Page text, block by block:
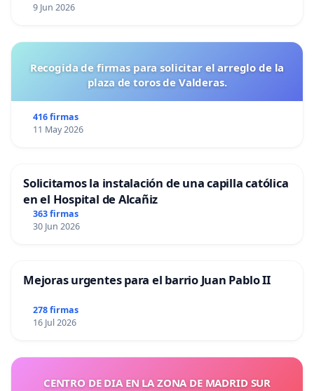
9 Jun 2026
Recogida de firmas para solicitar el arreglo de la
plaza de toros de Valderas.
416 firmas
11 May 2026
Solicitamos la instalación de una capilla católica
en el Hospital de Alcañiz
363 firmas
30 Jun 2026
Mejoras urgentes para el barrio Juan Pablo II
278 firmas
16 Jul 2026
CENTRO DE DIA EN LA ZONA DE MADRID SUR